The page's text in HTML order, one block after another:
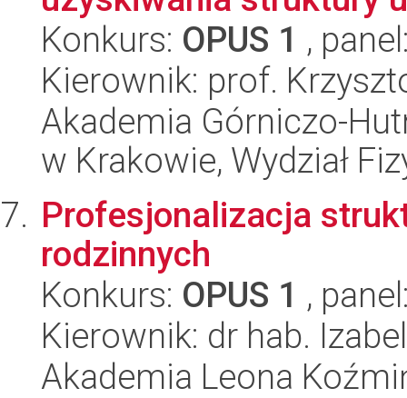
Konkurs: OPUS 1 ,
Kierownik: prof.
Akademia Górniczo-
w Krakowie, Wydział
Profesjonalizacja
rodzinnych
Konkurs: OPUS 1 ,
Kierownik: dr hab.
Akademia Leona